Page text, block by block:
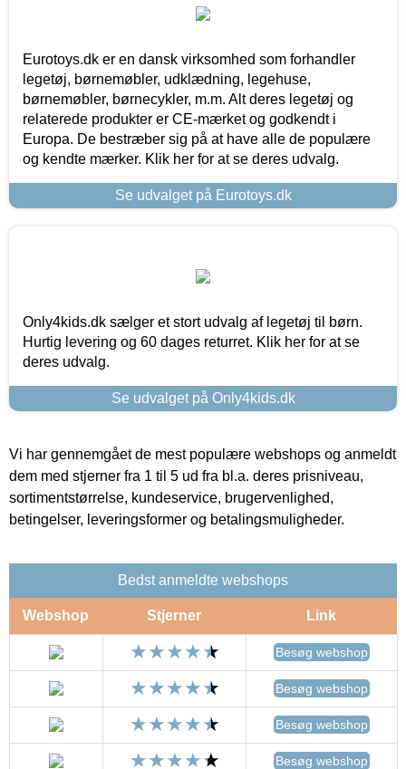
Eurotoys.dk er en dansk virksomhed som forhandler
legetøj, børnemøbler, udklædning, legehuse,
børnemøbler, børnecykler, m.m. Alt deres legetøj og
relaterede produkter er CE-mærket og godkendt i
Europa. De bestræber sig på at have alle de populære
og kendte mærker. Klik her for at se deres udvalg.
Se udvalget på Eurotoys.dk
Only4kids.dk sælger et stort udvalg af legetøj til børn.
Hurtig levering og 60 dages returret. Klik her for at se
deres udvalg.
Se udvalget på Only4kids.dk
Vi har gennemgået de mest populære webshops og anmeldt
dem med stjerner fra 1 til 5 ud fra bl.a. deres prisniveau,
sortimentstørrelse, kundeservice, brugervenlighed,
betingelser, leveringsformer og betalingsmuligheder.
Bedst anmeldte webshops
Webshop Stjerner Link
Besøg webshop
Besøg webshop
Besøg webshop
Besøg webshop